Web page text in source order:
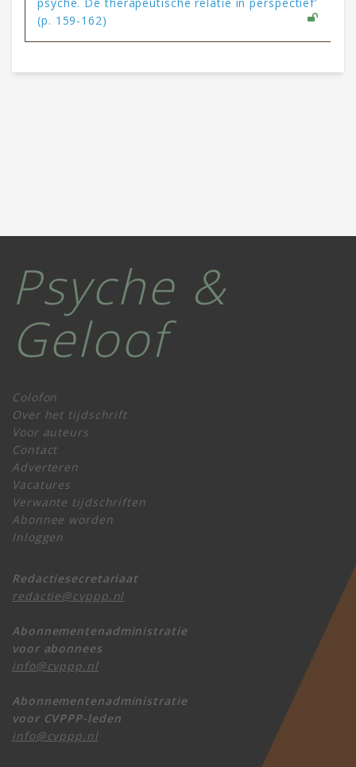
(p. 159-162)
Psyche &
Geloof
Colofon
Over het tijdschrift
Voor auteurs
Contact
Adverteren
Vacatures
Verwante tijdschriften
Abonnee worden
Inloggen
Redactiesecretariaat
redactie@cvppp.nl
Abonnementenadministratie
voor abonnees
info@cvppp.nl
Abonnementenadministratie
voor CVPPP-leden
info@cvppp.nl